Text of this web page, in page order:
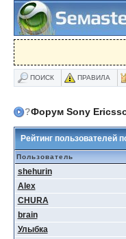
ПОИСК ПРАВИЛА
?Форум Sony
Рейтинг пользователей
Пользователь
shehurin
Alex
CHURA
brain
Улыбка